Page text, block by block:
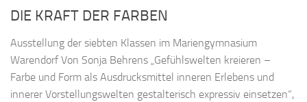
DIE KRAFT DER FARBEN
Ausstellung der siebten Klassen im Mariengymnasium
Warendorf Von Sonja Behrens „Gefühlswelten kreieren –
Farbe und Form als Ausdrucksmittel inneren Erlebens und
innerer Vorstellungswelten gestalterisch expressiv einsetzen“,